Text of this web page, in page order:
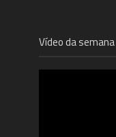
Vídeo da semana